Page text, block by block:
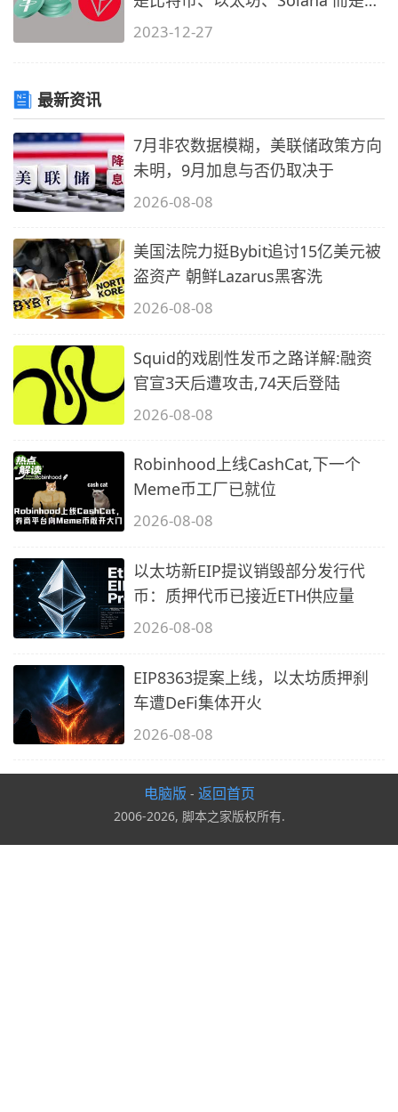
TRON
2023-12-27
最新资讯
7月非农数据模糊，美联储政策方向
未明，9月加息与否仍取决于
2026-08-08
美国法院力挺Bybit追讨15亿美元被
盗资产 朝鲜Lazarus黑客洗
2026-08-08
Squid的戏剧性发币之路详解:融资
官宣3天后遭攻击,74天后登陆
2026-08-08
Robinhood上线CashCat,下一个
Meme币工厂已就位
2026-08-08
以太坊新EIP提议销毁部分发行代
币：质押代币已接近ETH供应量
2026-08-08
EIP8363提案上线，以太坊质押刹
车遭DeFi集体开火
2026-08-08
电脑版 - 返回首页
2006-2026, 脚本之家版权所有.